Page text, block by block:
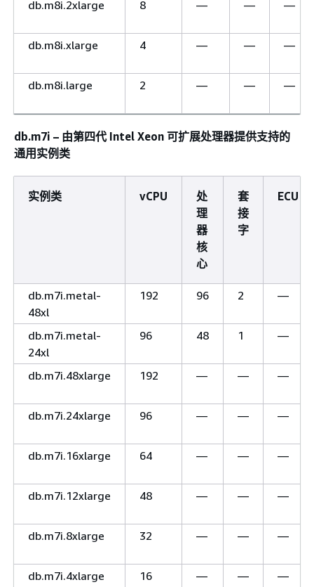
db.m8i.2xlarge 8 — — —
db.m8i.xlarge 4 — — —
db.m8i.large 2 — — —
db.m7i – 由第四代 Intel Xeon 可扩展处理器提供支持的
通用实例类
实例类 vCPU
处
理
器
核
心
套
接
字
ECU
db.m7i.metal-
48xl
192 96 2 —
db.m7i.metal-
24xl
96 48 1 —
db.m7i.48xlarge 192 — — —
db.m7i.24xlarge 96 — — —
db.m7i.16xlarge 64 — — —
db.m7i.12xlarge 48 — — —
db.m7i.8xlarge 32 — — —
db.m7i.4xlarge 16 — — —